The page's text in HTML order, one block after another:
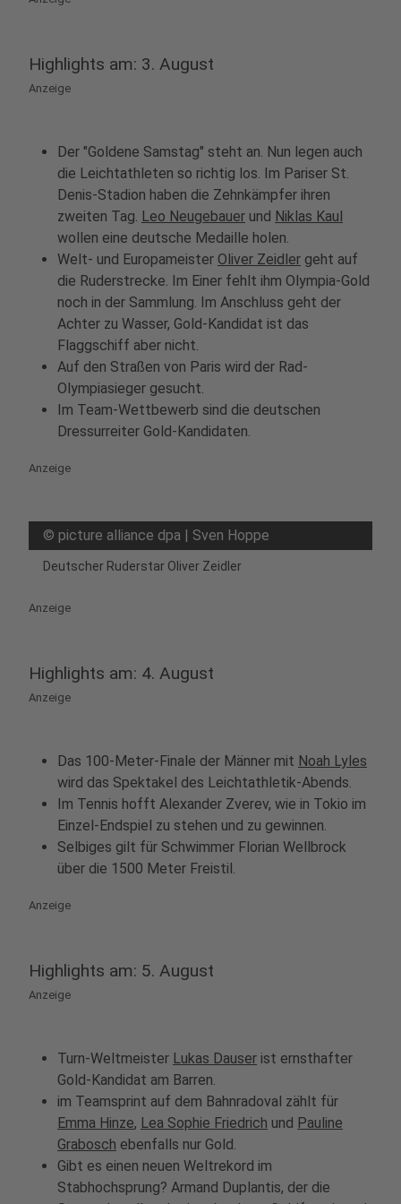
Highlights am: 3. August
Anzeige
Der "Goldene Samstag" steht an. Nun legen auch
die Leichtathleten so richtig los. Im Pariser St.
Denis-Stadion haben die Zehnkämpfer ihren
zweiten Tag. Leo Neugebauer und Niklas Kaul
wollen eine deutsche Medaille holen.
Welt- und Europameister Oliver Zeidler geht auf
die Ruderstrecke. Im Einer fehlt ihm Olympia-Gold
noch in der Sammlung. Im Anschluss geht der
Achter zu Wasser, Gold-Kandidat ist das
Flaggschiff aber nicht.
Auf den Straßen von Paris wird der Rad-
Olympiasieger gesucht.
Im Team-Wettbewerb sind die deutschen
Dressurreiter Gold-Kandidaten.
Anzeige
© picture alliance dpa | Sven Hoppe
Deutscher Ruderstar Oliver Zeidler
Anzeige
Highlights am: 4. August
Anzeige
Das 100-Meter-Finale der Männer mit Noah Lyles
wird das Spektakel des Leichtathletik-Abends.
Im Tennis hofft Alexander Zverev, wie in Tokio im
Einzel-Endspiel zu stehen und zu gewinnen.
Selbiges gilt für Schwimmer Florian Wellbrock
über die 1500 Meter Freistil.
Anzeige
Highlights am: 5. August
Anzeige
Turn-Weltmeister Lukas Dauser ist ernsthafter
Gold-Kandidat am Barren.
im Teamsprint auf dem Bahnradoval zählt für
Emma Hinze, Lea Sophie Friedrich und Pauline
Grabosch ebenfalls nur Gold.
Gibt es einen neuen Weltrekord im
Stabhochsprung? Armand Duplantis, der die